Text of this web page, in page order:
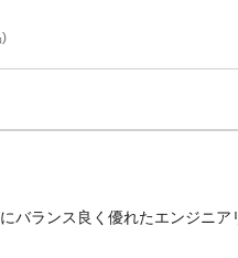
バランス良く優れたエンジニ